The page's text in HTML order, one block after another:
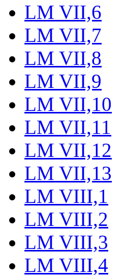
LM VII,6
LM VII,7
LM VII,8
LM VII,9
LM VII,10
LM VII,11
LM VII,12
LM VII,13
LM VIII,1
LM VIII,2
LM VIII,3
LM VIII,4